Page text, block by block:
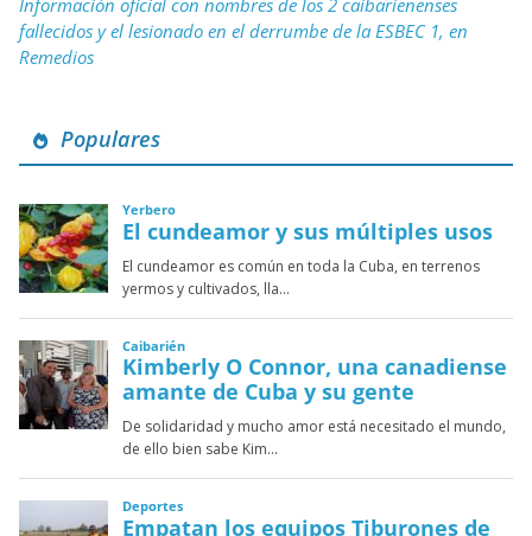
Información oficial con nombres de los 2 caibarienenses
fallecidos y el lesionado en el derrumbe de la ESBEC 1, en
Remedios
Populares